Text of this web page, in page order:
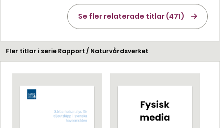
Se fler relaterade titlar (471)
Fler titlar i serie Rapport / Naturvårdsverket